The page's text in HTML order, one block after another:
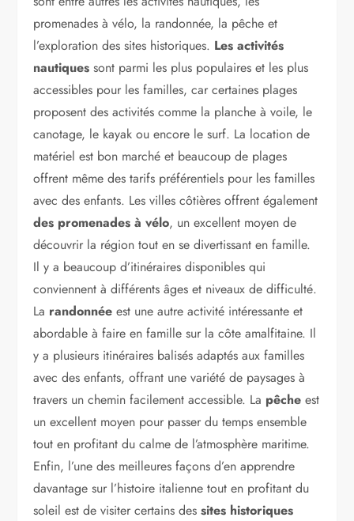
promenades à vélo, la randonnée, la pêche et
l’exploration des sites historiques. Les activités
nautiques sont parmi les plus populaires et les plus
accessibles pour les familles, car certaines plages
proposent des activités comme la planche à voile, le
canotage, le kayak ou encore le surf. La location de
matériel est bon marché et beaucoup de plages
offrent même des tarifs préférentiels pour les familles
avec des enfants. Les villes côtières offrent également
des promenades à vélo, un excellent moyen de
découvrir la région tout en se divertissant en famille.
Il y a beaucoup d’itinéraires disponibles qui
conviennent à différents âges et niveaux de difficulté.
La randonnée est une autre activité intéressante et
abordable à faire en famille sur la côte amalfitaine. Il
y a plusieurs itinéraires balisés adaptés aux familles
avec des enfants, offrant une variété de paysages à
travers un chemin facilement accessible. La pêche est
un excellent moyen pour passer du temps ensemble
tout en profitant du calme de l’atmosphère maritime.
Enfin, l’une des meilleures façons d’en apprendre
davantage sur l’histoire italienne tout en profitant du
soleil est de visiter certains dessites historiques